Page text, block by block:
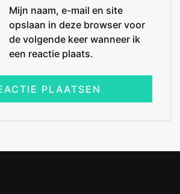
Mijn naam, e-mail en site
opslaan in deze browser voor
de volgende keer wanneer ik
een reactie plaats.